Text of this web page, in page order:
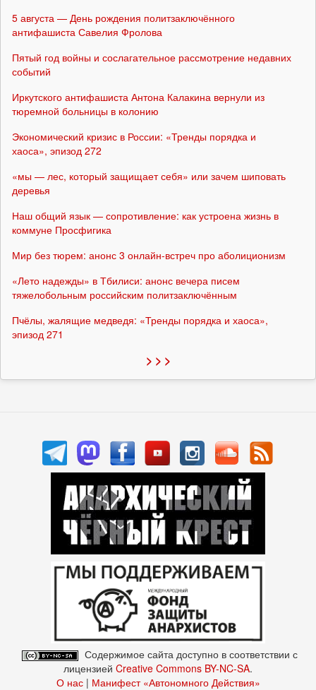
5 августа — День рождения политзаключённого
антифашиста Савелия Фролова
Пятый год войны и сослагательное рассмотрение недавних
событий
Иркутского антифашиста Антона Калакина вернули из
тюремной больницы в колонию
Экономический кризис в России: «Тренды порядка и
хаоса», эпизод 272
«мы — лес, который защищает себя» или зачем шиповать
деревья
Наш общий язык — сопротивление: как устроена жизнь в
коммуне Просфигика
Мир без тюрем: анонс 3 онлайн-встреч про аболиционизм
«Лето надежды» в Тбилиси: анонс вечера писем
тяжелобольным российским политзаключённым
Пчёлы, жалящие медведя: «Тренды порядка и хаоса»,
эпизод 271
> > >
Содержимое сайта доступно в соответствии с
лицензией Creative Commons BY-NC-SA.
О нас| Манифест «Автономного Действия»